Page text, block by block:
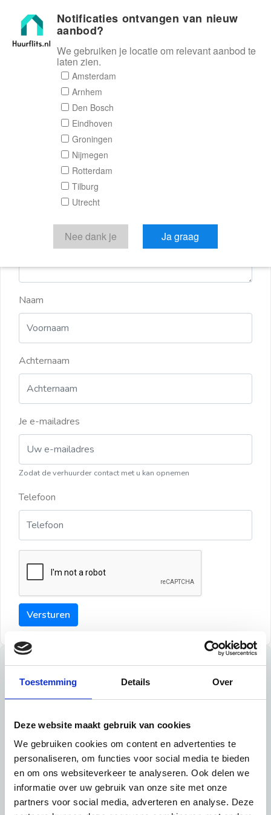
Toestemming Details Over
Deze website maakt gebruik van cookies
We gebruiken cookies om content en advertenties te
personaliseren, om functies voor social media te bieden
en om ons websiteverkeer te analyseren. Ook delen we
informatie over uw gebruik van onze site met onze
partners voor social media, adverteren en analyse. Deze
Huurflits
Reactieformulier
Huurflits
Verstuur je bericht
Door een bericht te sturen kom je in contact met de
aanbieder of makelaar van de woning.
Naam
Achternaam
Je e-mailadres
Zodat de verhuurder contact met u kan opnemen
Telefoon
Versturen
Tips
Tip 1:
Schrijf een duidelijke introductie en geef de volgende
informatie mee:
Ben je student, werkachtig of werkzoekend
Notificaties ontvangen van nieuw
aanbod?
We gebruiken je locatie om relevant aanbod te
laten zien.
Amsterdam
Arnhem
Den Bosch
Eindhoven
Groningen
Nijmegen
Rotterdam
Tilburg
Utrecht
Nee dank je Ja graag